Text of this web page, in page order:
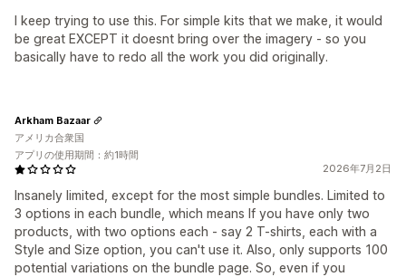
I keep trying to use this. For simple kits that we make, it would
be great EXCEPT it doesnt bring over the imagery - so you
basically have to redo all the work you did originally.
2026年7月2日
Insanely limited, except for the most simple bundles. Limited to
3 options in each bundle, which means If you have only two
products, with two options each - say 2 T-shirts, each with a
Style and Size option, you can't use it. Also, only supports 100
potential variations on the bundle page. So, even if you
Arkham Bazaar
アメリカ合衆国
アプリの使用期間：約1時間